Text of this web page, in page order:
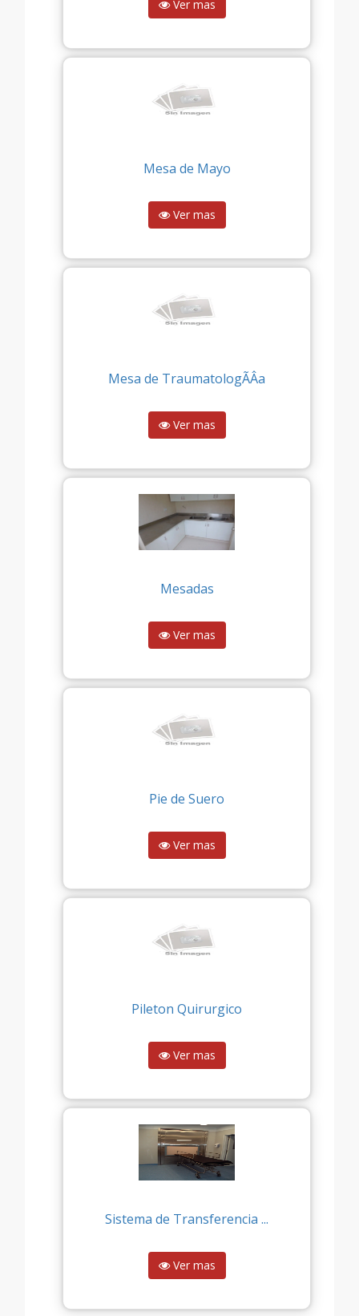
Ver mas
Mesa de Mayo
Ver mas
Mesa de TraumatologÃÂ­a
Ver mas
Mesadas
Ver mas
Pie de Suero
Ver mas
Pileton Quirurgico
Ver mas
Sistema de Transferencia ...
Ver mas